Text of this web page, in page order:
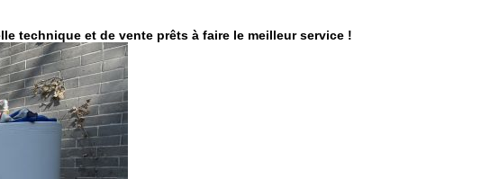
technique et de vente prêts à faire le meilleur service !